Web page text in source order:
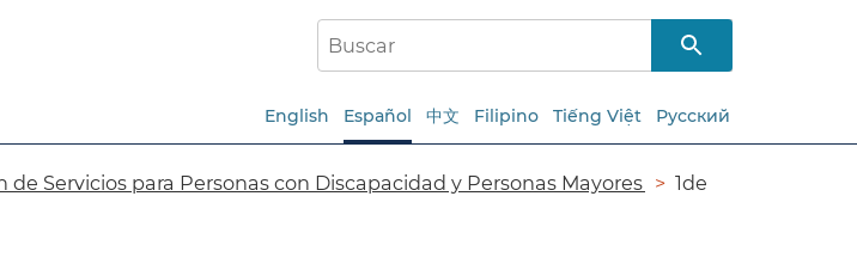
English Español 中文 Filipino Tiếng Việt Русский
Servicios para Personas con Discapacidad y Personas Mayores​​
1de